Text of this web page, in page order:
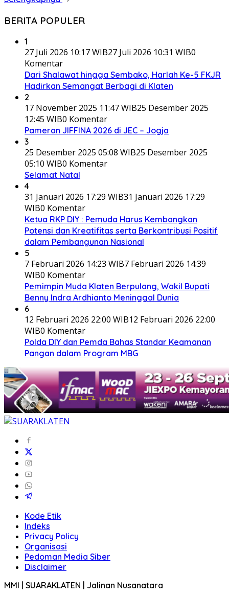
BERITA POPULER
1
27 Juli 2026 10:17 WIB27 Juli 2026 10:31 WIB0
Komentar
Dari Shalawat hingga Sembako, Harlah Ke-5 FKJR
Hadirkan Semangat Berbagi di Klaten
2
17 November 2025 11:47 WIB25 Desember 2025
12:45 WIB0 Komentar
Pameran JIFFINA 2026 di JEC – Jogja
3
25 Desember 2025 05:08 WIB25 Desember 2025
05:10 WIB0 Komentar
Selamat Natal
4
31 Januari 2026 17:29 WIB31 Januari 2026 17:29
WIB0 Komentar
Ketua RKP DIY : Pemuda Harus Kembangkan
Potensi dan Kreatifitas serta Berkontribusi Positif
dalam Pembangunan Nasional
5
7 Februari 2026 14:23 WIB7 Februari 2026 14:39
WIB0 Komentar
Pemimpin Muda Klaten Berpulang, Wakil Bupati
Benny Indra Ardhianto Meninggal Dunia
6
12 Februari 2026 22:00 WIB12 Februari 2026 22:00
WIB0 Komentar
Polda DIY dan Pemda Bahas Standar Keamanan
Pangan dalam Program MBG
Kode Etik
Indeks
Privacy Policy
Organisasi
Pedoman Media Siber
Disclaimer
MMI | SUARAKLATEN | Jalinan Nusanatara